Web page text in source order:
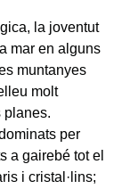
la joventut
mar en alguns
muntanyes
molt
planes.
per
a gairebé tot el
i cristal·lins;